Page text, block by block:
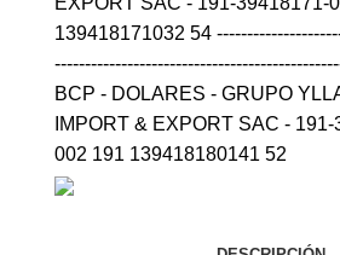
139418171032 54
BCP - DOLARES - GRUPO
IMPORT & EXPORT SAC -
002 191 139418180141 52